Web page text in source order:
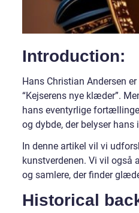
Introduction:
Hans Christian Andersen
“Kejserens nye klæder”.
hans eventyrlige
og dybde, der belyser
In denne artikel vil vi
kunstverdenen. Vi vil også
og samlere, der finder
Historical